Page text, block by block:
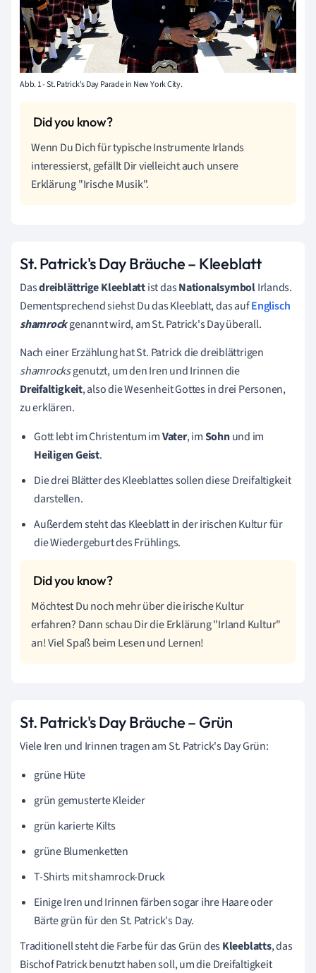
Abb. 1 - St. Patrick's Day Parade in New York City.
Wenn Du Dich für typische Instrumente Irlands
interessierst, gefällt Dir vielleicht auch unsere
Erklärung "Irische Musik".
St. Patrick's Day Bräuche – Kleeblatt
Dasdreiblättrige Kleeblattist dasNationalsymbolIrlands.
Dementsprechend siehst Du das Kleeblatt, das aufEnglisch
shamrockgenannt wird, am St. Patrick's Day überall.
Nach einer Erzählung hat St. Patrick die dreiblättrigen
shamrocksgenutzt, um den Iren und Irinnen die
Dreifaltigkeit, also die Wesenheit Gottes in drei Personen,
zu erklären.
Gott lebt im Christentum imVater, imSohnund im
Heiligen Geist.
Die drei Blätter des Kleeblattes sollen diese Dreifaltigkeit
darstellen.
Außerdem steht das Kleeblatt in der irischen Kultur für
die Wiedergeburt des Frühlings.
Möchtest Du noch mehr über die irische Kultur
erfahren? Dann schau Dir die Erklärung "Irland Kultur"
an! Viel Spaß beim Lesen und Lernen!
St. Patrick's Day Bräuche – Grün
Viele Iren und Irinnen tragen am St. Patrick's Day Grün:
grüne Hüte
grün gemusterte Kleider
grün karierte Kilts
grüne Blumenketten
T-Shirts mit shamrock-Druck
Einige Iren und Irinnen färben sogar ihre Haare oder
Bärte grün für den St. Patrick's Day.
Traditionell steht die Farbe für das Grün desKleeblatts, das
Bischof Patrick benutzt haben soll, um die Dreifaltigkeit